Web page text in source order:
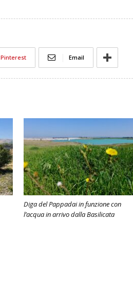
Pinterest Email
Diga del Pappadai in funzione con
l’acqua in arrivo dalla Basilicata